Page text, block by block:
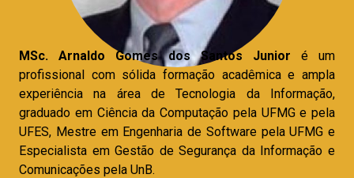
MSc. Arnaldo Gomes dos Santos Junior é um
profissional com sólida formação acadêmica e ampla
experiência na área de Tecnologia da Informação,
graduado em Ciência da Computação pela UFMG e pela
UFES, Mestre em Engenharia de Software pela UFMG e
Especialista em Gestão de Segurança da Informação e
Comunicações pela UnB.